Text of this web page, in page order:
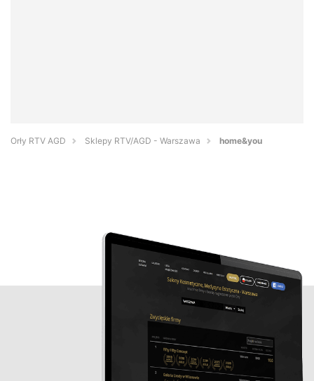
Orły RTV AGD Sklepy RTV/AGD - Warszawa home&you